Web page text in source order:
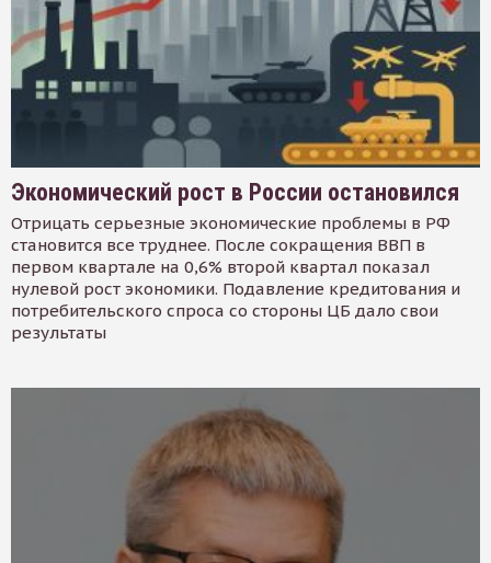
Экономический рост в России остановился
Отрицать серьезные экономические проблемы в РФ
становится все труднее. После сокращения ВВП в
первом квартале на 0,6% второй квартал показал
нулевой рост экономики. Подавление кредитования и
потребительского спроса со стороны ЦБ дало свои
результаты